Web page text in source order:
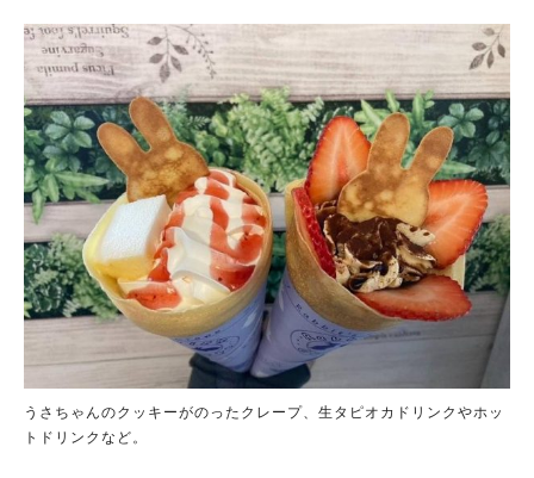
うさちゃんのクッキーがのったクレープ、生タピオカドリンクやホッ
トドリンクなど。